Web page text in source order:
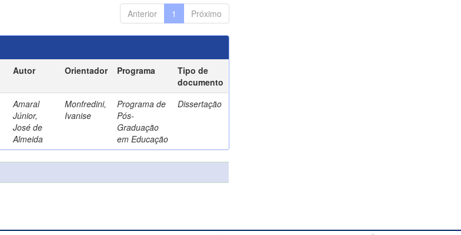
Anterior 1 Próximo
Autor Orientador Programa
Tipo de
documento
Amaral
Júnior,
José de
Almeida
Monfredini,
Ivanise
Programa de
Pós-
Graduação
em Educação
Dissertação